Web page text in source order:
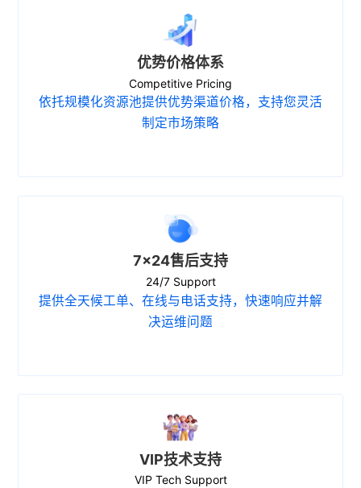
优势价格体系
Competitive Pricing
依托规模化资源池提供优势渠道价格，支持您灵活
制定市场策略
7×24售后支持
24/7 Support
提供全天候工单、在线与电话支持，快速响应并解
决运维问题
VIP技术支持
VIP Tech Support